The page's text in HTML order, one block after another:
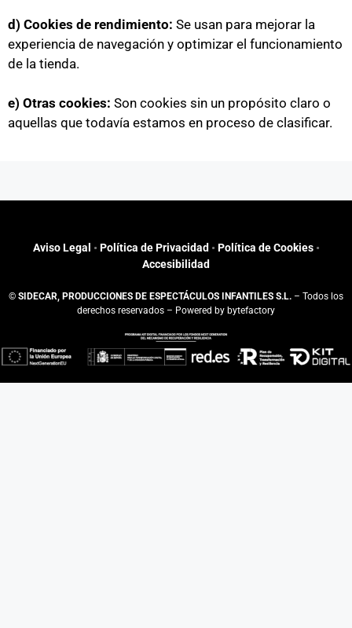
d) Cookies de rendimiento: Se usan para mejorar la
experiencia de navegación y optimizar el funcionamiento
de la tienda.
e) Otras cookies: Son cookies sin un propósito claro o
aquellas que todavía estamos en proceso de clasificar.
Aviso Legal • Política de Privacidad • Política de Cookies•
Accesibilidad
© SIDECAR, PRODUCCIONES DE ESPECTÁCULOS INFANTILES S.L. – Todos los
derechos reservados – Powered by bytefactory